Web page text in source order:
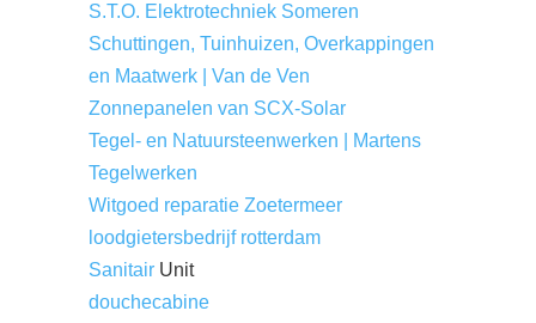
S.T.O. Elektrotechniek Someren
Schuttingen, Tuinhuizen, Overkappingen
en Maatwerk | Van de Ven
Zonnepanelen van SCX-Solar
Tegel- en Natuursteenwerken | Martens
Tegelwerken
Witgoed reparatie Zoetermeer
loodgietersbedrijf rotterdam
Sanitair Unit
douchecabine